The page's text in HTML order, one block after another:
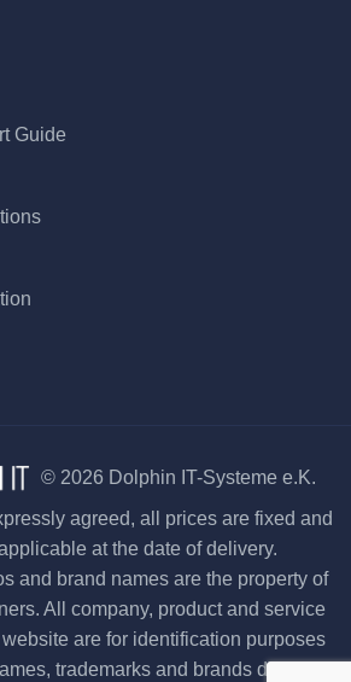
Guide
© 2026 Dolphin IT-Systeme e.K.
agreed, all prices are fixed and
at the date of delivery.
and brand names are the property of
All company, product and service
are for identification purposes
trademarks and brands does not